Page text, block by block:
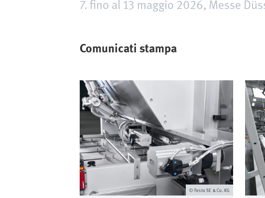
7. fino al 13 maggio 2026, Messe
Comunicati stampa
Immagine
Festo SE & Co. KG